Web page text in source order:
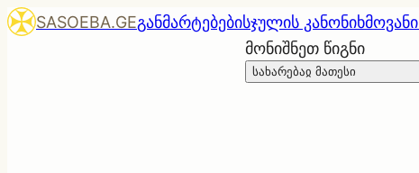
SASOEBA.GEგანმარტებებისჯულის კანონი
მონიშნეთ წიგნი
სახარებაჲ მათესი